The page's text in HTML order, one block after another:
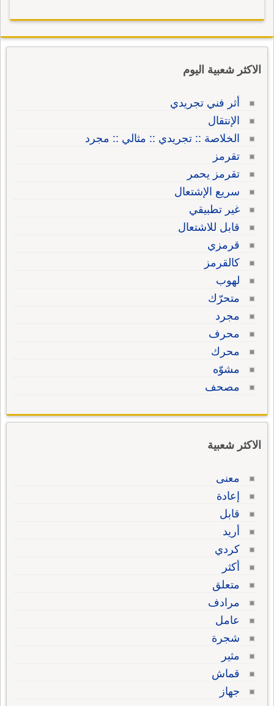
الاكثر شعبية اليوم
أثر فني تجريدي
الإنتقال
الخلاصة :: تجريدي :: مثالي :: مجرد
تقرمز
تقرمز يحمر
سريع الإشتعال
غير تطبيقي
قابل للاشتعال
قرمزي
كالقرمز
لهوب
متحرّك
مجرد
محرف
محرك
مشوّه
مصحف
الاكثر شعبية
معنى
إعادة
قابل
أريد
كردي
أكثر
متعلق
مرادف
عامل
شجرة
مثير
قماش
جهاز